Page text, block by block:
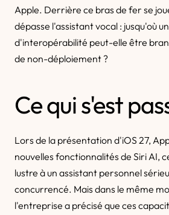
Apple. Derrière ce bras de fer se
dépasse l'assistant vocal : jusqu'où
d'interopérabilité peut-elle être
de non-déploiement ?
Ce qui s'est
Lors de la présentation d'iOS 27,
nouvelles fonctionnalités de Siri AI,
lustre à un assistant personnel
concurrencé. Mais dans le même
l'entreprise a précisé que ces